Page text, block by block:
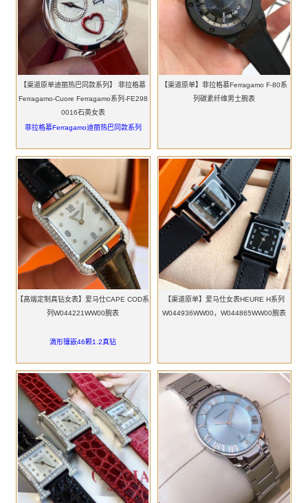
【渠道原单迪丽热巴同款系列】 菲拉格慕
Ferragamo-Cuore Ferragamo系列-FE298
0016石英女表
菲拉格慕Ferragamo迪丽热巴同款系列
【渠道原单】菲拉格慕Ferragamo F-80系
列碳素纤维男士腕表
【高端定制真钻女表】爱马仕CAPE COD系
列W044221WW00腕表
滴形镶嵌46颗1.2真钻
【渠道原单】爱马仕女表HEURE H系列
W044936WW00，W044865WW00腕表